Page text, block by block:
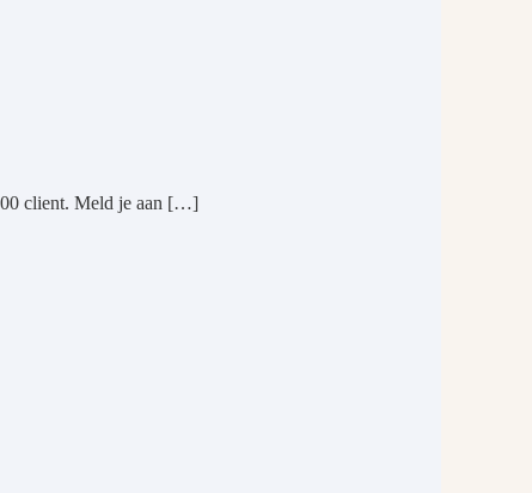
client. Meld je aan […]